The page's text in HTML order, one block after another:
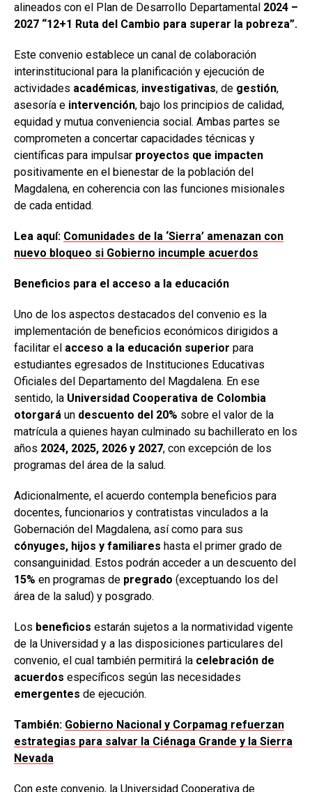
alineados con el Plan de Desarrollo Departamental 2024 –
2027 “12+1 Ruta del Cambio para superar la pobreza”.
Este convenio establece un canal de colaboración
interinstitucional para la planificación y ejecución de
actividades académicas, investigativas, de gestión,
asesoría e intervención, bajo los principios de calidad,
equidad y mutua conveniencia social. Ambas partes se
comprometen a concertar capacidades técnicas y
científicas para impulsar proyectos que impacten
positivamente en el bienestar de la población del
Magdalena, en coherencia con las funciones misionales
de cada entidad.
Lea aquí: Comunidades de la ‘Sierra’ amenazan con
nuevo bloqueo si Gobierno incumple acuerdos
Beneficios para el acceso a la educación
Uno de los aspectos destacados del convenio es la
implementación de beneficios económicos dirigidos a
facilitar el acceso a la educación superior para
estudiantes egresados de Instituciones Educativas
Oficiales del Departamento del Magdalena. En ese
sentido, la Universidad Cooperativa de Colombia
otorgará un descuento del 20% sobre el valor de la
matrícula a quienes hayan culminado su bachillerato en los
años 2024, 2025, 2026 y 2027, con excepción de los
programas del área de la salud.
Adicionalmente, el acuerdo contempla beneficios para
docentes, funcionarios y contratistas vinculados a la
Gobernación del Magdalena, así como para sus
cónyuges, hijos y familiares hasta el primer grado de
consanguinidad. Estos podrán acceder a un descuento del
15% en programas de pregrado (exceptuando los del
área de la salud) y posgrado.
Los beneficios estarán sujetos a la normatividad vigente
de la Universidad y a las disposiciones particulares del
convenio, el cual también permitirá la celebración de
acuerdos específicos según las necesidades
emergentes de ejecución.
También: Gobierno Nacional y Corpamag refuerzan
estrategias para salvar la Ciénaga Grande y la Sierra
Nevada
Con este convenio, la Universidad Cooperativa de